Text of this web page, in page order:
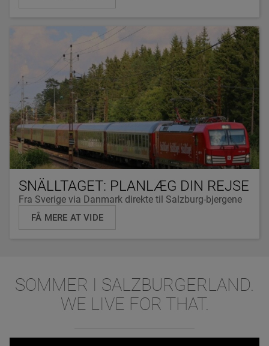
SNÄLLTAGET: PLANLÆG DIN REJSE
Fra Sverige via Danmark direkte til Salzburg-bjergene
FÅ MERE AT VIDE
SOMMER I SALZBURGERLAND.
WE LIVE FOR THAT.